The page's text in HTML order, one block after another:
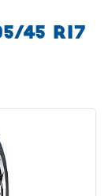
45 R17